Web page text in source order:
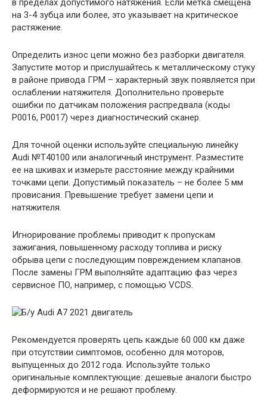
на 3-4 зубца или более, это указывает на критическое
растяжение.
Определить износ цепи можно без разборки двигателя.
Запустите мотор и прислушайтесь к металлическому стуку
в районе привода ГРМ – характерный звук появляется при
ослаблении натяжителя. Дополнительно проверьте
ошибки по датчикам положения распредвала (коды
P0016, P0017) через диагностический сканер.
Для точной оценки используйте специальную линейку
Audi №T40100 или аналогичный инструмент. Разместите
ее на шкивах и измерьте расстояние между крайними
точками цепи. Допустимый показатель – не более 5 мм
провисания. Превышение требует замени цепи и
натяжителя.
Игнорирование проблемы приводит к пропускам
зажигания, повышенному расходу топлива и риску
обрыва цепи с последующим повреждением клапанов.
После замены ГРМ выполняйте адаптацию фаз через
сервисное ПО, например, с помощью VCDS.
Рекомендуется проверять цепь каждые 60 000 км даже
при отсутствии симптомов, особенно для моторов,
выпущенных до 2012 года. Используйте только
оригинальные комплектующие: дешевые аналоги быстро
деформируются и не решают проблему.